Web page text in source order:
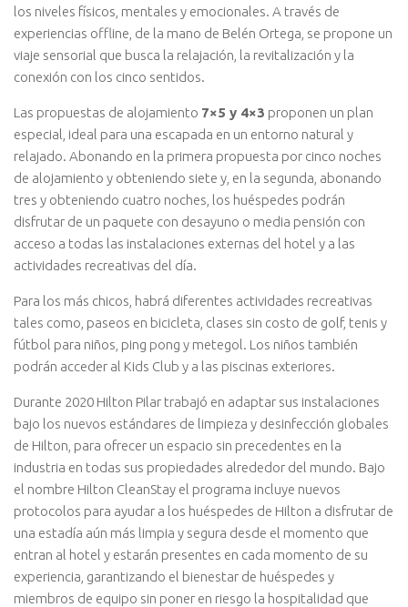
los niveles físicos, mentales y emocionales. A través de
experiencias offline, de la mano de Belén Ortega, se propone un
viaje sensorial que busca la relajación, la revitalización y la
conexión con los cinco sentidos.
Las propuestas de alojamiento 7×5 y 4×3 proponen un plan
especial, ideal para una escapada en un entorno natural y
relajado. Abonando en la primera propuesta por cinco noches
de alojamiento y obteniendo siete y, en la segunda, abonando
tres y obteniendo cuatro noches, los huéspedes podrán
disfrutar de un paquete con desayuno o media pensión con
acceso a todas las instalaciones externas del hotel y a las
actividades recreativas del día.
Para los más chicos, habrá diferentes actividades recreativas
tales como, paseos en bicicleta, clases sin costo de golf, tenis y
fútbol para niños, ping pong y metegol. Los niños también
podrán acceder al Kids Club y a las piscinas exteriores.
Durante 2020 Hilton Pilar trabajó en adaptar sus instalaciones
bajo los nuevos estándares de limpieza y desinfección globales
de Hilton, para ofrecer un espacio sin precedentes en la
industria en todas sus propiedades alrededor del mundo. Bajo
el nombre Hilton CleanStay el programa incluye nuevos
protocolos para ayudar a los huéspedes de Hilton a disfrutar de
una estadía aún más limpia y segura desde el momento que
entran al hotel y estarán presentes en cada momento de su
experiencia, garantizando el bienestar de huéspedes y
miembros de equipo sin poner en riesgo la hospitalidad que